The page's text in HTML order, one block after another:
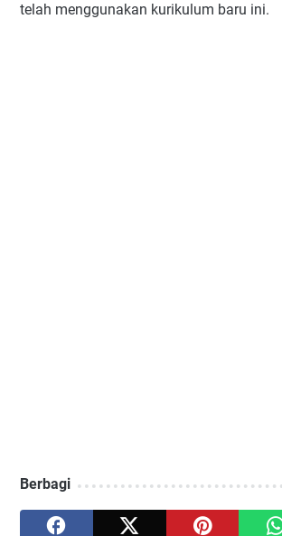
telah menggunakan kurikulum baru ini.
Berbagi